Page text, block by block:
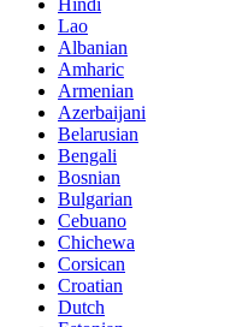
Lao
Albanian
Amharic
Armenian
Azerbaijani
Belarusian
Bengali
Bosnian
Bulgarian
Cebuano
Chichewa
Corsican
Croatian
Dutch